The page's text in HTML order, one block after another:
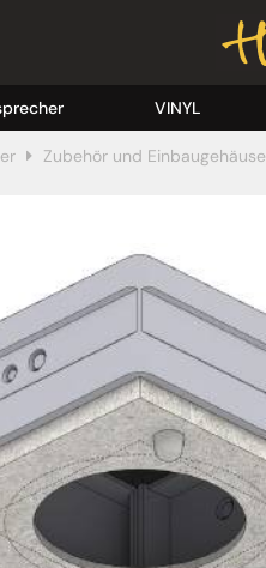
VINYL
Zubehör und Einbaugehäuse